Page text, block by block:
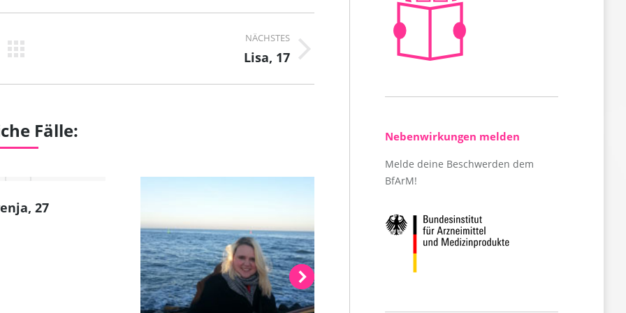
NÄCHSTES
Lisa, 17
Fälle:
27
Nebenwirkungen melden
Melde deine Beschwerden dem
BfArM!